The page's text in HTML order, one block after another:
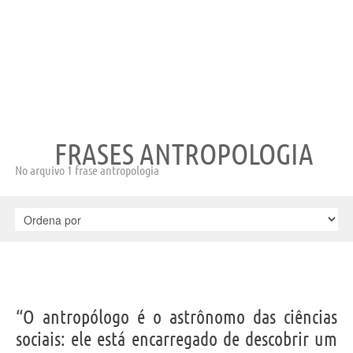
FRASES ANTROPOLOGIA
No arquivo 1 frase antropologia
“O antropólogo é o astrônomo das ciências
sociais: ele está encarregado de descobrir um